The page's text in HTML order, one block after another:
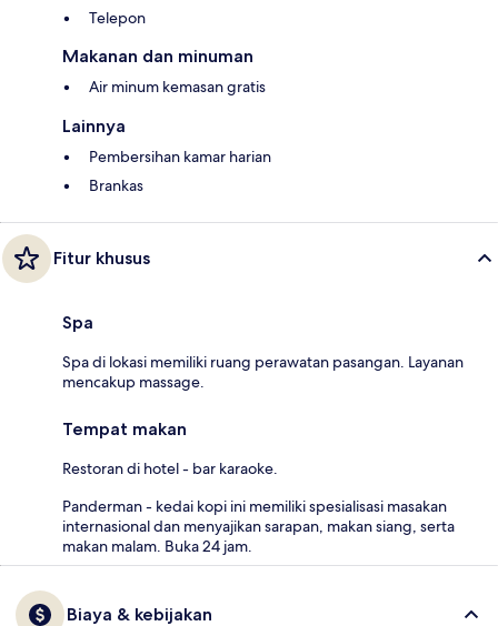
Telepon
Makanan dan minuman
Air minum kemasan gratis
Lainnya
Pembersihan kamar harian
Brankas
Fitur khusus
Spa
Spa di lokasi memiliki ruang perawatan pasangan. Layanan
mencakup massage.
Tempat makan
Restoran di hotel - bar karaoke.
Panderman - kedai kopi ini memiliki spesialisasi masakan
internasional dan menyajikan sarapan, makan siang, serta
makan malam. Buka 24 jam.
Biaya & kebijakan